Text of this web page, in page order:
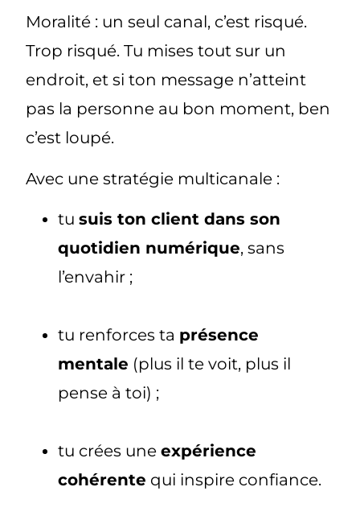
Moralité : un seul canal, c’est risqué.
Trop risqué. Tu mises tout sur un
endroit, et si ton message n’atteint
pas la personne au bon moment, ben
c’est loupé.
Avec une stratégie multicanale :
tusuis ton client dans son
quotidien numérique, sans
l’envahir ;
tu renforces ta présence
mentale (plus il te voit, plus il
pense à toi) ;
tu crées uneexpérience
cohérente qui inspire confiance.